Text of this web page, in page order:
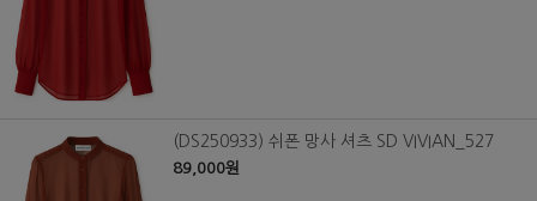
(DS250933) 쉬폰 망사 셔츠 SD VIVIAN_527
89,000원